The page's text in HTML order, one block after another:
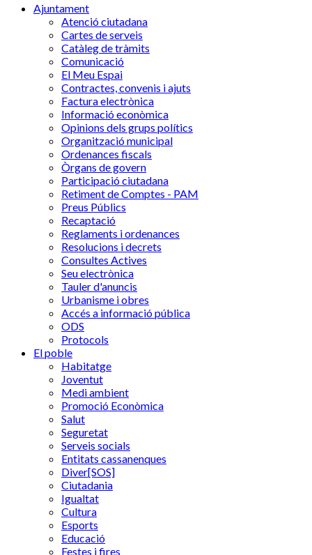
Ajuntament
Atenció ciutadana
Cartes de serveis
Catàleg de tràmits
Comunicació
El Meu Espai
Contractes, convenis i ajuts
Factura electrònica
Informació econòmica
Opinions dels grups polítics
Organització municipal
Ordenances fiscals
Òrgans de govern
Participació ciutadana
Retiment de Comptes - PAM
Preus Públics
Recaptació
Reglaments i ordenances
Resolucions i decrets
Consultes Actives
Seu electrònica
Tauler d'anuncis
Urbanisme i obres
Accés a informació pública
ODS
Protocols
El poble
Habitatge
Joventut
Medi ambient
Promoció Econòmica
Salut
Seguretat
Serveis socials
Entitats cassanenques
Diver[SOS]
Ciutadania
Igualtat
Cultura
Esports
Educació
Festes i fires